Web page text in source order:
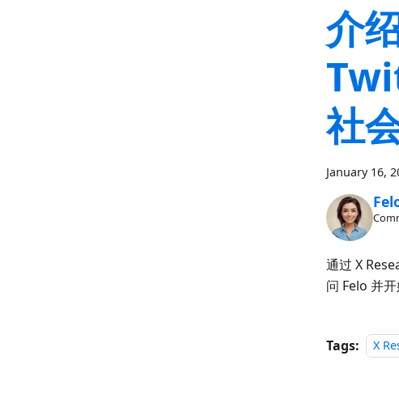
介
社
January 16,
通过 X
问 Felo 并开
Tags: X